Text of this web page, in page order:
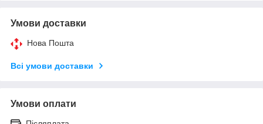
Умови доставки
Нова Пошта
Всі умови доставки
Умови оплати